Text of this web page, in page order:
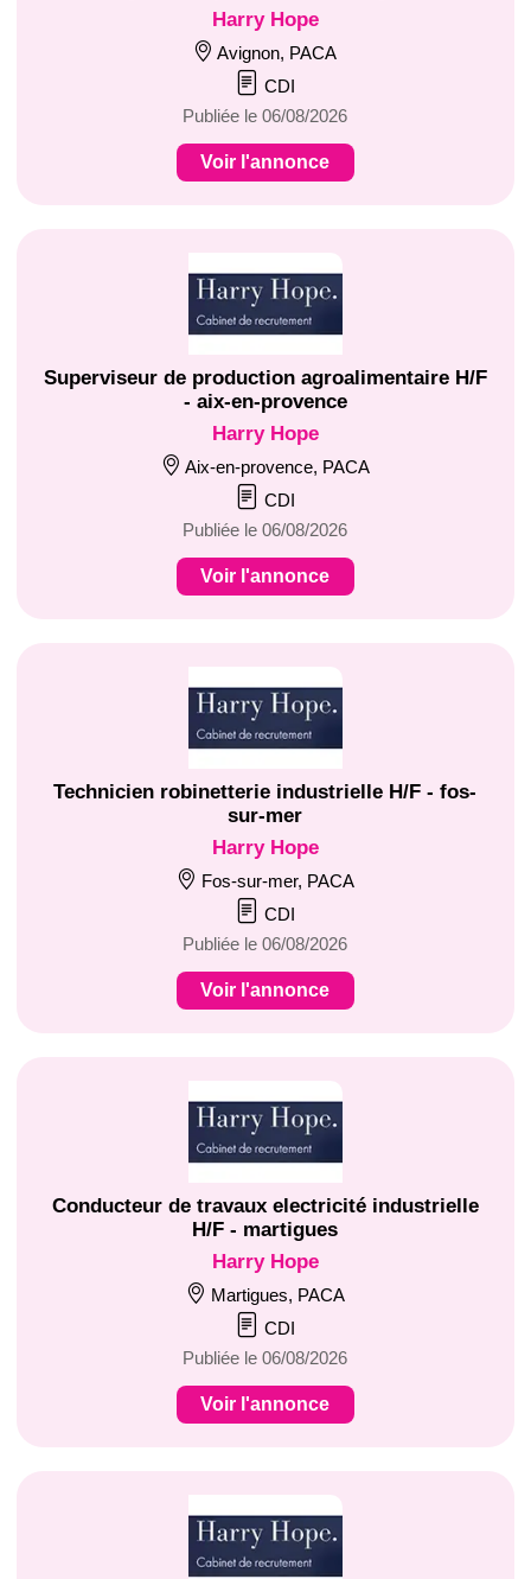
Harry Hope
Avignon, PACA
CDI
Publiée le 06/08/2026
Voir l'annonce
Superviseur de production agroalimentaire H/F
- aix-en-provence
Harry Hope
Aix-en-provence, PACA
CDI
Publiée le 06/08/2026
Voir l'annonce
Technicien robinetterie industrielle H/F - fos-
sur-mer
Harry Hope
Fos-sur-mer, PACA
CDI
Publiée le 06/08/2026
Voir l'annonce
Conducteur de travaux electricité industrielle
H/F - martigues
Harry Hope
Martigues, PACA
CDI
Publiée le 06/08/2026
Voir l'annonce